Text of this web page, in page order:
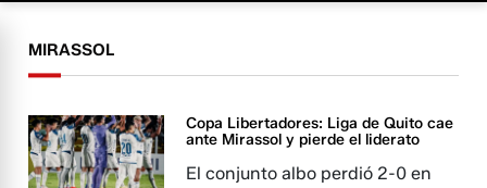
MIRASSOL
Copa Libertadores: Liga de Quito cae
ante Mirassol y pierde el liderato
El conjunto albo perdió 2-0 en